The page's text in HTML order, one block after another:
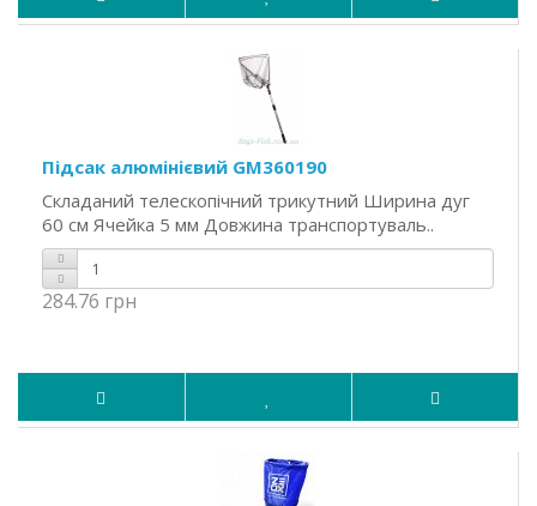
Підсак алюмінієвий GM360190
Складаний телескопічний трикутний Ширина дуг
60 см Ячейка 5 мм Довжина транспортуваль..
284.76 грн